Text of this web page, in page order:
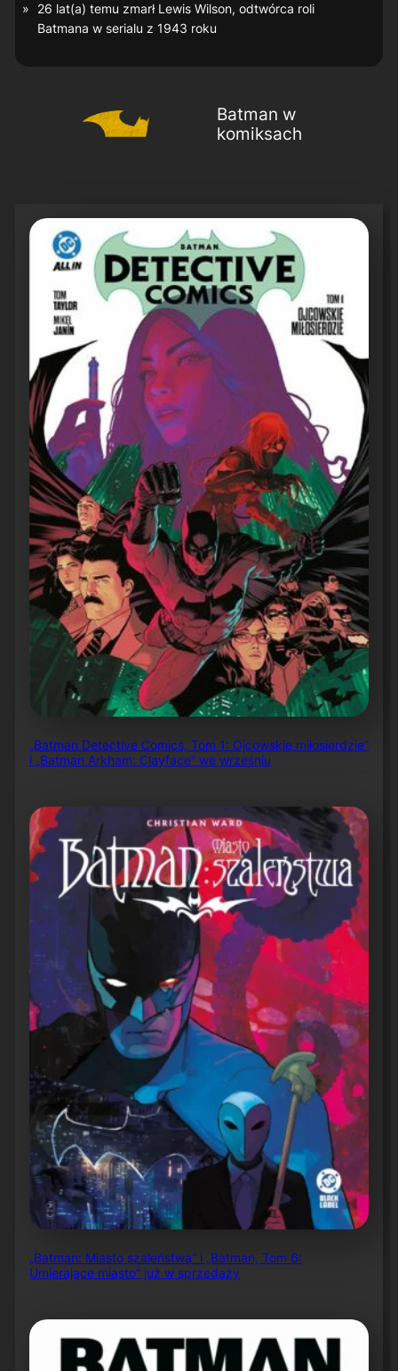
26 lat(a) temu zmarł Lewis Wilson, odtwórca roli
Batmana w serialu z 1943 roku
Batman w
komiksach
„Batman Detective Comics, Tom 1: Ojcowskie miłosierdzie”
i „Batman Arkham: Clayface” we wrześniu
„Batman: Miasto szaleństwa” i „Batman, Tom 6:
Umierające miasto” już w sprzedaży